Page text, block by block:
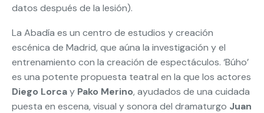
datos después de la lesión).
La Abadía es un centro de estudios y creación
escénica de Madrid, que aúna la investigación y el
entrenamiento con la creación de espectáculos. ‘Búho’
es una potente propuesta teatral en la que los actores
Diego Lorcay Pako Merino, ayudados de una cuidada
puesta en escena, visual y sonora del dramaturgo Juan